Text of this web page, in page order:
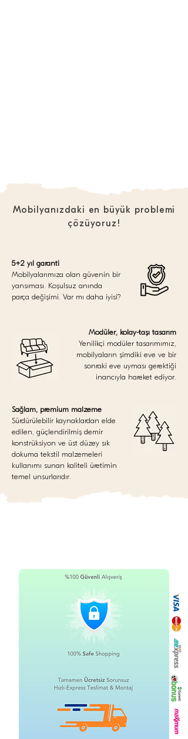
Mobilyanızdaki en büyük problemi
çözüyoruz!
5+2 yıl garanti
Mobilyalarımıza olan güvenin bir
yansıması. Koşulsuz anında
parça değişimi. Var mı daha iyisi?
Modüler, kolay-taşı tasarım
Yenilikçi modüler tasarımımız,
mobilyaların şimdiki eve ve bir
sonraki eve uyması gerektiği
inancıyla hareket ediyor.
Sağlam, premium malzeme
Sürdürülebilir kaynaklardan elde
edilen, güçlendirilmiş demir
konstrüksiyon ve üst düzey sık
dokuma tekstil malzemeleri
kullanımı sunan kaliteli üretimin
temel unsurlarıdır.